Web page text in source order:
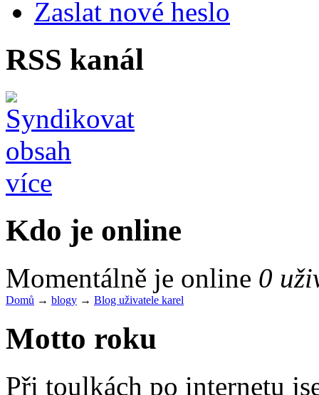
Zaslat nové heslo
RSS kanál
více
Kdo je online
Momentálně je online 0
Domů → blogy → Blog uživatele karel
Motto roku
Při toulkách po internetu